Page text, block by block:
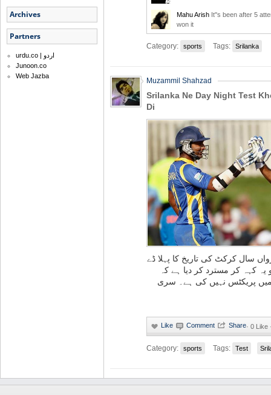
Archives
Partners
urdu.co | اردو
Junoon.co
Web Jazba
Mahu Arish It''s been after 5
won it
Category: sports Tags: Srilanka
Muzammil Shahzad
Srilanka Ne Day Night Test
Di
سال کرکٹ کی تاریخ کا پہلا ڈے
کہہ کر مسترد کر دیا ہے کہ
میں پریکٹس نہیں کی ہے۔ سری
· 0 Like
Category: sports Tags: Test